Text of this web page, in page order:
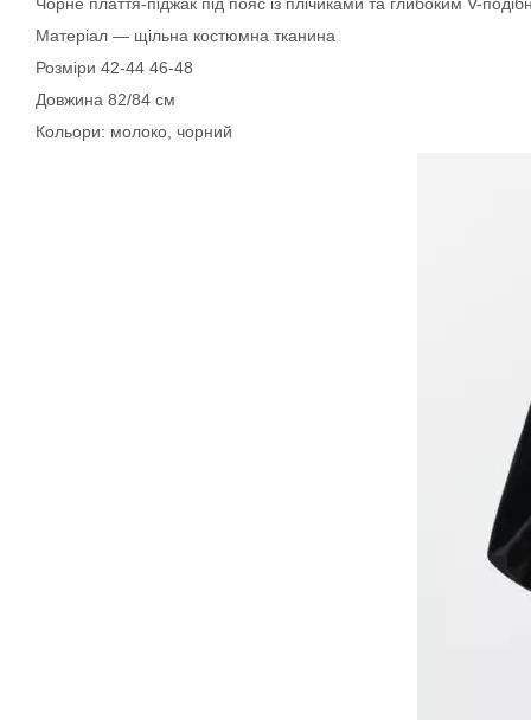
Матеріал — щільна костюмна тканина
Розміри 42-44 46-48
Довжина 82/84 см
Кольори: молоко, чорний